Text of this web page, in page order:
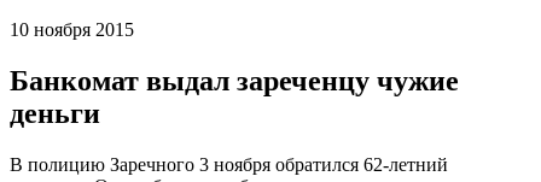
10 ноября 2015
Банкомат выдал зареченцу чужие
деньги
В полицию Заречного 3 ноября обратился 62-летний